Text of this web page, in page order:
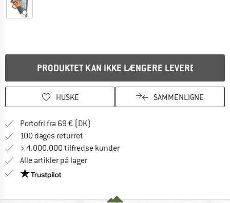
PRODUKTET KAN IKKE LÆNGERE LEVERES
HUSKE SAMMENLIGNE
Portofri fra 69 € (DK)
100 dages returret
> 4.000.000 tilfredse kunder
Alle artikler på lager
Vi er Trustpilot-certificeret - oplysningerne får du